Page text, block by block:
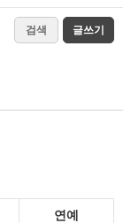
검색 글쓰기
연예